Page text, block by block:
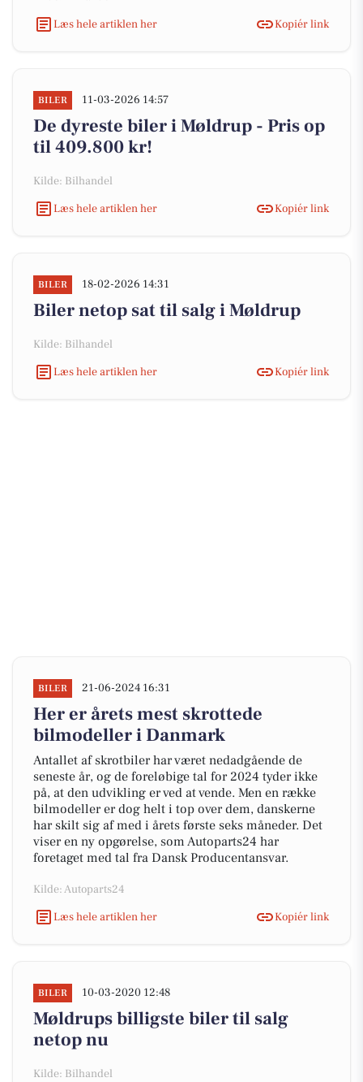
Læs hele artiklen her
Kopiér link
BILER 11-03-2026 14:57
De dyreste biler i Møldrup - Pris op
til 409.800 kr!
Kilde: Bilhandel
Læs hele artiklen her
Kopiér link
BILER 18-02-2026 14:31
Biler netop sat til salg i Møldrup
Kilde: Bilhandel
Læs hele artiklen her
Kopiér link
BILER 21-06-2024 16:31
Her er årets mest skrottede
bilmodeller i Danmark
Antallet af skrotbiler har været nedadgående de
seneste år, og de foreløbige tal for 2024 tyder ikke
på, at den udvikling er ved at vende. Men en række
bilmodeller er dog helt i top over dem, danskerne
har skilt sig af med i årets første seks måneder. Det
viser en ny opgørelse, som Autoparts24 har
foretaget med tal fra Dansk Producentansvar.
Kilde: Autoparts24
Læs hele artiklen her
Kopiér link
BILER 10-03-2020 12:48
Møldrups billigste biler til salg
netop nu
Kilde: Bilhandel